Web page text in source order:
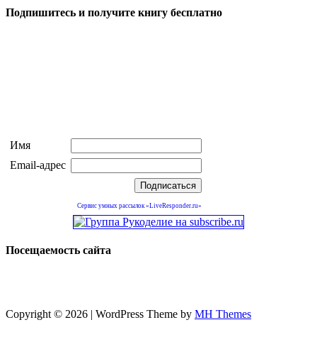
Подпишитесь и получите книгу бесплатно
Имя
Email-адрес
Сервис умных рассылок «LiveResponder.ru»
Посещаемость сайта
Copyright © 2026 | WordPress Theme by MH Themes